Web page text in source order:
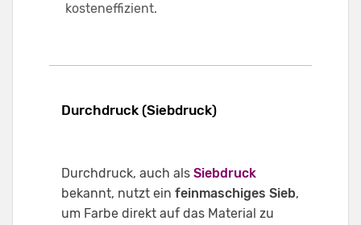
kosteneffizient.
Durchdruck (Siebdruck)
Durchdruck, auch als Siebdruck
bekannt, nutzt ein feinmaschiges Sieb,
um Farbe direkt auf das Material zu